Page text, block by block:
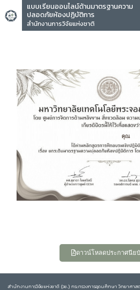
แบบเรียนออนไลน์ด้านมาตรฐานความ
ปลอดภัยห้องปฏิบัติการ
สำนักงานการวิจัยแห่งชาติ
คุณ
ดาวน์โหลดประกาศนีย
สำนักงานการวิจัยแห่งชาติ (วช.) กระทรวงการอุดมศึกษา วิทยาศา